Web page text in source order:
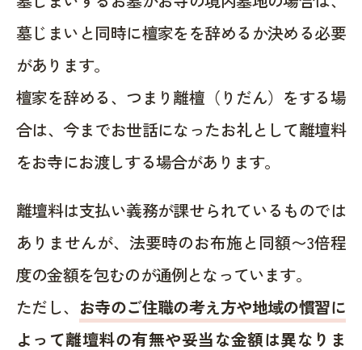
墓じまいと同時に檀家をを辞めるか決める必要
があります。
檀家を辞める、つまり離檀（りだん）をする場
合は、今までお世話になったお礼として離壇料
をお寺にお渡しする場合があります。
離壇料は支払い義務が課せられているものでは
ありませんが、法要時のお布施と同額〜3倍程
度の金額を包むのが通例となっています。
ただし、 お寺のご住職の考え方や地域の慣習に
よって離壇料の有無や妥当な金額は異なりま